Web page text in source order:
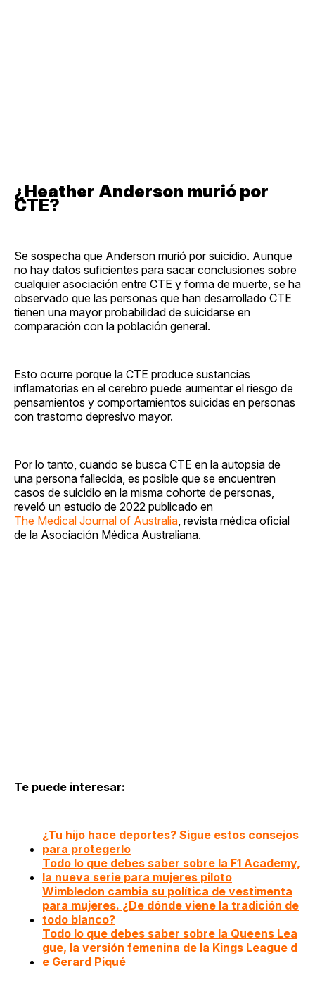
¿Heather Anderson murió por
CTE?
Se sospecha que Anderson murió por suicidio. Aunque
no hay datos suficientes para sacar conclusiones sobre
cualquier asociación entre CTE y forma de muerte, se ha
observado que las personas que han desarrollado CTE
tienen una mayor probabilidad de suicidarse en
comparación con la población general.
Esto ocurre porque la CTE produce sustancias
inflamatorias en el cerebro puede aumentar el riesgo de
pensamientos y comportamientos suicidas en personas
con trastorno depresivo mayor.
Por lo tanto, cuando se busca CTE en la autopsia de
una persona fallecida, es posible que se encuentren
casos de suicidio en la misma cohorte de personas,
reveló un estudio de 2022 publicado en
The Medical Journal of Australia, revista médica oficial
de la Asociación Médica Australiana.
Te puede interesar:
¿Tu hijo hace deportes? Sigue estos consejos
para protegerlo
Todo lo que debes saber sobre la F1 Academy,
la nueva serie para mujeres piloto
Wimbledon cambia su política de vestimenta
para mujeres. ¿De dónde viene la tradición de
todo blanco?
Todo lo que debes saber sobre la Queens Lea
gue, la versión femenina de la Kings League d
e Gerard Piqué